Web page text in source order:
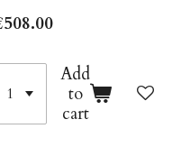
Add
to
cart